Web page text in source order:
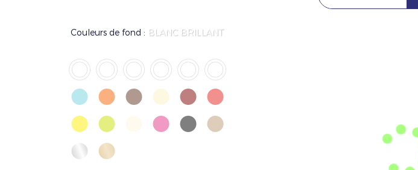
Couleurs de fond : BLANC BRILLANT